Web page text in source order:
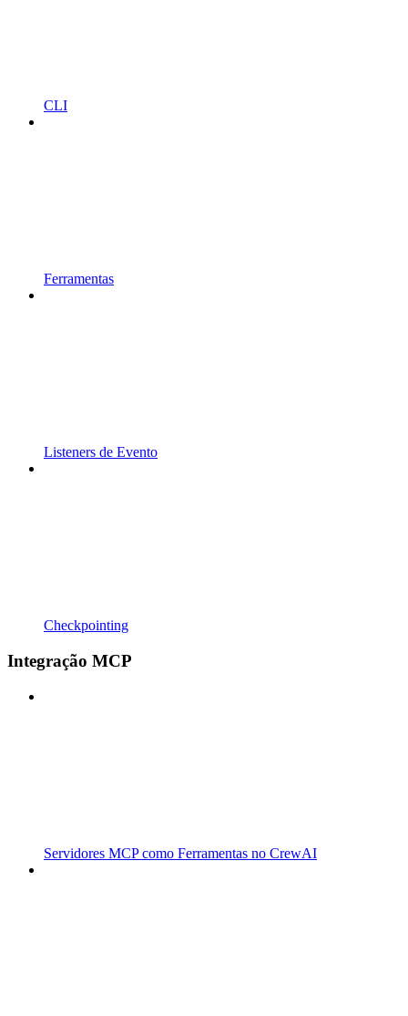
CLI
Ferramentas
Listeners de Evento
Checkpointing
Integração MCP
Servidores MCP como Ferramentas no CrewAI